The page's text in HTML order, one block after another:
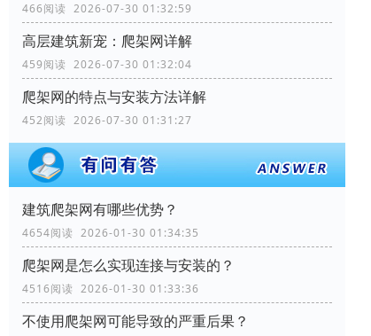
466阅读 2026-07-30 01:32:59
高层建筑新宠：爬架网详解
459阅读 2026-07-30 01:32:04
爬架网的特点与安装方法详解
452阅读 2026-07-30 01:31:27
建筑爬架网有哪些优势？
4654阅读 2026-01-30 01:34:35
爬架网是怎么实现连接与安装的？
4516阅读 2026-01-30 01:33:36
不使用爬架网可能导致的严重后果？